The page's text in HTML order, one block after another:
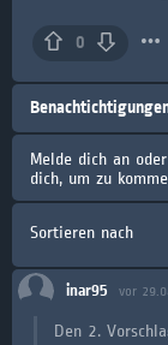
0
Melde dich an
dich, um zu
Sortieren nach
inar95 vor
Den 2.